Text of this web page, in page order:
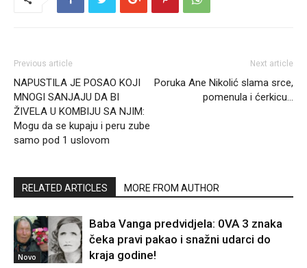
Previous article
NAPUSTILA JE POSAO KOJI
MNOGI SANJAJU DA BI
ŽIVELA U KOMBIJU SA NJIM:
Mogu da se kupaju i peru zube
samo pod 1 uslovom
Next article
Poruka Ane Nikolić slama srce,
pomenula i ćerkicu…
RELATED ARTICLES MORE FROM AUTHOR
Novo
Baba Vanga predvidjela: 0VA 3 znaka
čeka pravi pakao i snažni udarci do
kraja godine!